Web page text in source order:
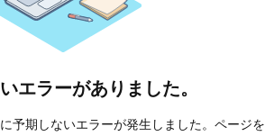
エラーがありました。
予期しないエラーが発生しました。ページを